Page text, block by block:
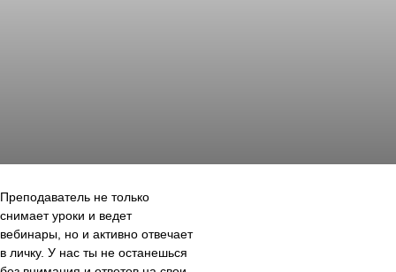
Преподаватель не только
снимает уроки и ведет
вебинары, но и активно отвечает
в личку. У нас ты не останешься